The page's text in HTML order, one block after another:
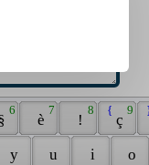
6
è
7
!
8
ç
9
{
y u i
o